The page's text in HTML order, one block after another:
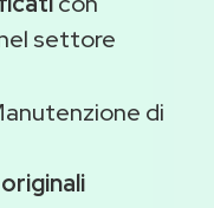
settore
di